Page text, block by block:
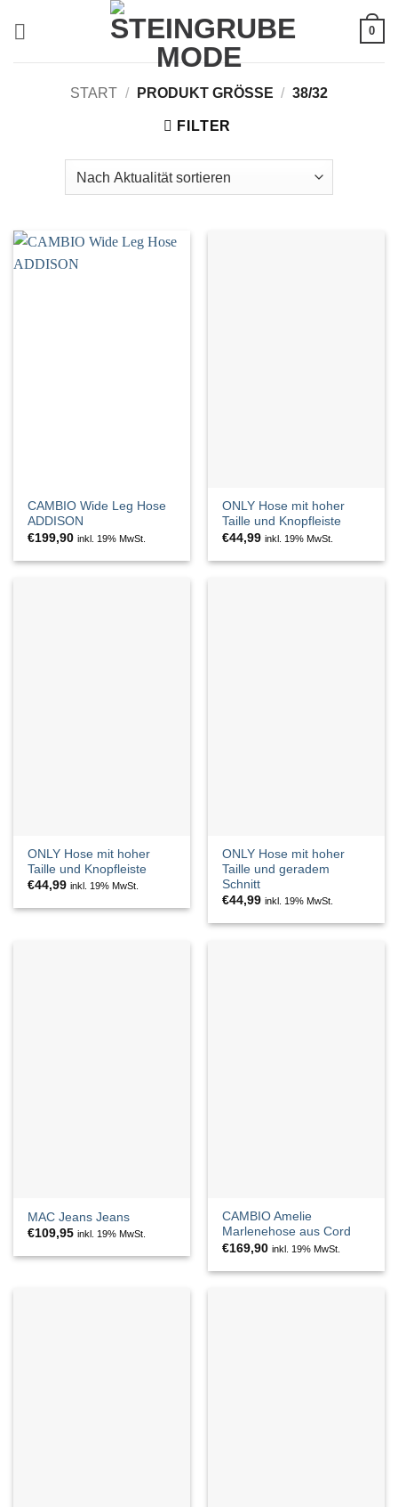
0
START / PRODUKT GRÖSSE / 38/32
FILTER
CAMBIO Wide Leg Hose
ADDISON
€199,90 inkl. 19% MwSt.
ONLY Hose mit hoher
Taille und Knopfleiste
€44,99 inkl. 19% MwSt.
ONLY Hose mit hoher
Taille und Knopfleiste
€44,99 inkl. 19% MwSt.
ONLY Hose mit hoher
Taille und geradem
Schnitt
€44,99 inkl. 19% MwSt.
MAC Jeans Jeans
€109,95 inkl. 19% MwSt.
CAMBIO Amelie
Marlenehose aus Cord
€169,90 inkl. 19% MwSt.